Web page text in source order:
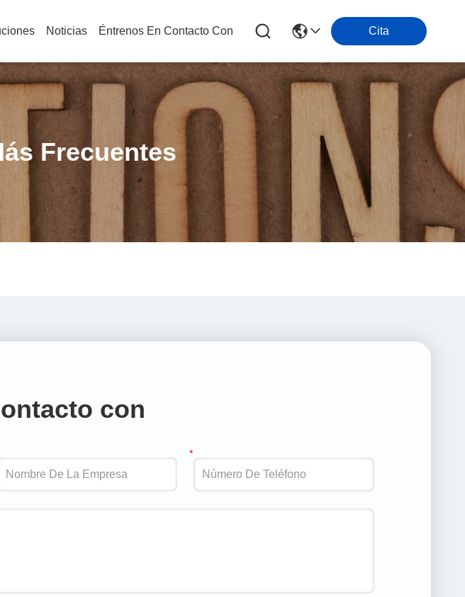
Noticias Éntrenos En Contacto Con Cita
Frecuentes
con